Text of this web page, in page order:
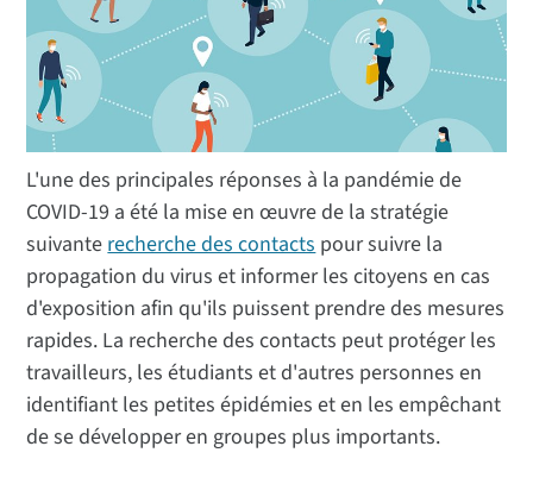
L'une des principales réponses à la pandémie de
COVID-19 a été la mise en œuvre de la stratégie
suivante recherche des contacts pour suivre la
propagation du virus et informer les citoyens en cas
d'exposition afin qu'ils puissent prendre des mesures
rapides. La recherche des contacts peut protéger les
travailleurs, les étudiants et d'autres personnes en
identifiant les petites épidémies et en les empêchant
de se développer en groupes plus importants.